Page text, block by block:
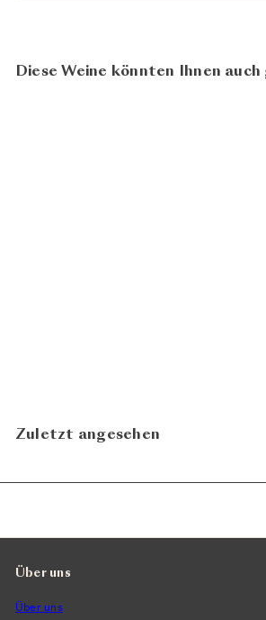
Diese Weine könnten Ihnen
Zuletzt angesehen
Über uns
Über uns